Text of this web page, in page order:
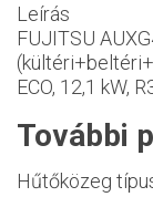
Leírás
FUJITSU
ECO, 12,1 kW,
További
Hűtőközeg